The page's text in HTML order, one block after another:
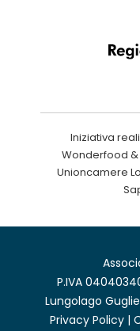
Iniziativa
Wonderfood &
Unioncamere
P.IVA
Lungolago
Privacy Policy |